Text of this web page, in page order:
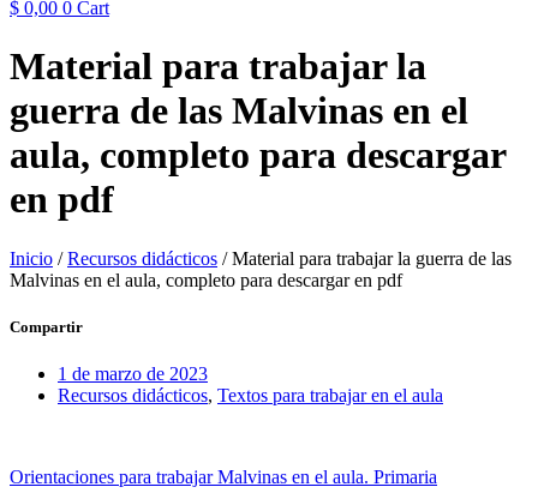
$ 0,00 0 Cart
Material para trabajar la
guerra de las Malvinas en el
aula, completo para descargar
en pdf
Inicio /Recursos didácticos / Material para trabajar la guerra de las
Malvinas en el aula, completo para descargar en pdf
Compartir
1 de marzo de 2023
Recursos didácticos, Textos para trabajar en el aula
Orientaciones para trabajar Malvinas en el aula. Primaria